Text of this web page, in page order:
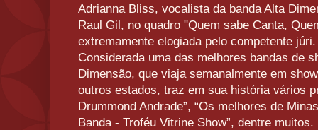
Adrianna Bliss, vocalista da banda Alta
Raul Gil, no quadro "Quem sabe Canta,
extremamente elogiada pelo competente júri.
Considerada uma das melhores bandas de
Dimensão, que viaja semanalmente em
outros estados, traz em sua história vários
Drummond Andrade”, “Os melhores de
Banda - Troféu Vitrine Show”, dentre muitos.